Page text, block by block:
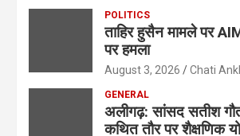
POLITICS
ताहिर हुसैन मामले पर
पर हमला
August 3, 2026 Chati
GENERAL
अलीगढ़: सांसद सतीश
कथित तौर पर शैक्षणिक